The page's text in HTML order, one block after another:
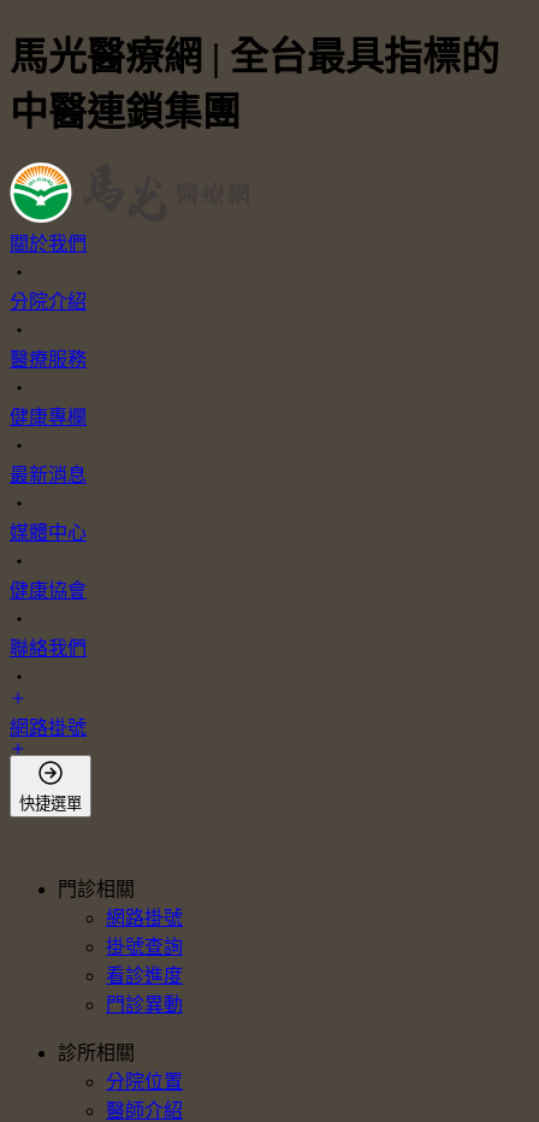
馬光醫療網 | 全台最具指標的
中醫連鎖集團
關於我們
・
分院介紹
・
醫療服務
・
健康專欄
・
最新消息
・
媒體中心
・
健康協會
・
聯絡我們
・
網路掛號
會員登入
快捷選單
門診相關
網路掛號
掛號查詢
看診進度
門診異動
診所相關
分院位置
醫師介紹